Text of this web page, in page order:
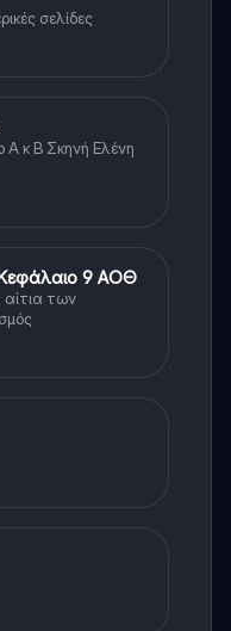
σελίδες
Α κ Β Σκηνή Ελένη
Κεφάλαιο 9 ΑΟΘ
αίτια των